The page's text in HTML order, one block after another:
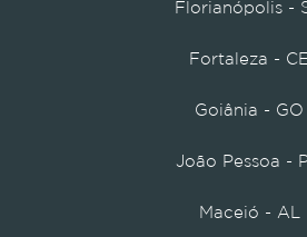
Florianópolis -
Fortaleza - CE
Goiânia - GO
João Pessoa -
Maceió - AL